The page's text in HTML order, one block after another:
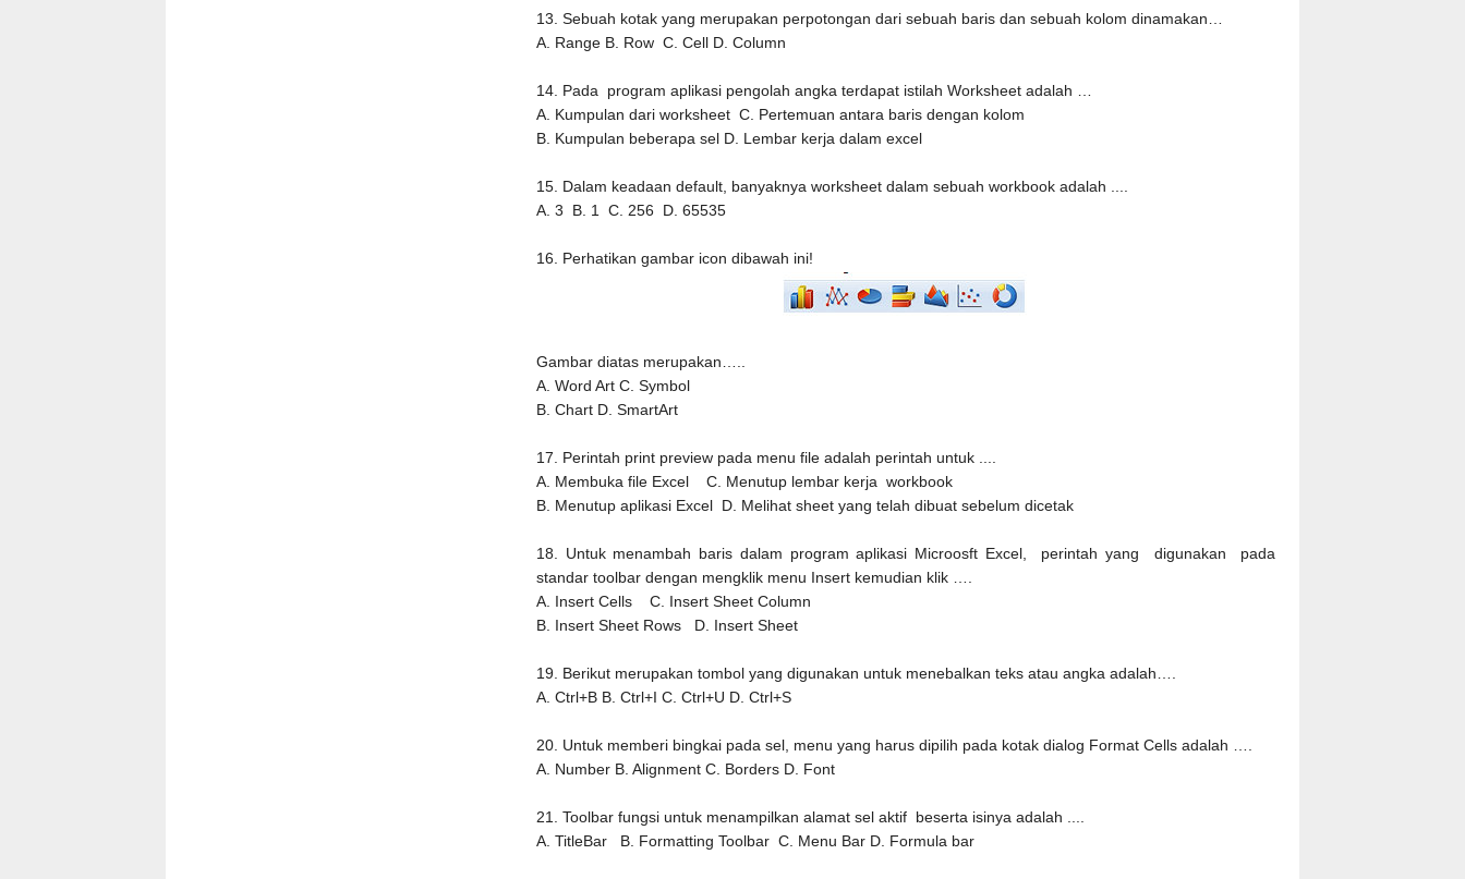
13. Sebuah kotak yang merupakan perpotongan dari sebuah baris dan sebuah kolom dinamakan…
A. Range B. Row C. Cell D. Column
14. Pada program aplikasi pengolah angka terdapat istilah Worksheet adalah …
A. Kumpulan dari worksheet C. Pertemuan antara baris dengan kolom
B. Kumpulan beberapa sel D. Lembar kerja dalam excel
15. Dalam keadaan default, banyaknya worksheet dalam sebuah workbook adalah ....
A. 3
B. 1 C. 256 D. 65535
16. Perhatikan gambar icon dibawah ini!
Gambar diatas merupakan…..
A. Word Art C. Symbol
B. Chart D. SmartArt
17. Perintah print preview pada menu file adalah perintah untuk ....
A. Membuka file Excel
C. Menutup lembar kerja workbook
B. Menutup aplikasi Excel D. Melihat sheet yang telah dibuat sebelum dicetak
18. Untuk menambah baris dalam program aplikasi Microosft Excel, perintah yang digunakan pada
standar toolbar dengan mengklik menu Insert kemudian klik ….
A. Insert Cells
C. Insert Sheet Column
B. Insert Sheet Rows
D. Insert Sheet
19. Berikut merupakan tombol yang digunakan untuk menebalkan teks atau angka adalah….
A. Ctrl+B B. Ctrl+I C. Ctrl+U D. Ctrl+S
20. Untuk memberi bingkai pada sel, menu yang harus dipilih pada kotak dialog Format Cells adalah ….
A. Number B. Alignment C. Borders D. Font
21. Toolbar fungsi untuk menampilkan alamat sel aktif beserta isinya adalah ....
A. TitleBar
B. Formatting Toolbar C. Menu Bar D. Formula bar